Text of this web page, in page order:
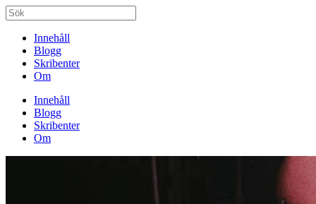
Innehåll
Blogg
Skribenter
Om
Innehåll
Blogg
Skribenter
Om